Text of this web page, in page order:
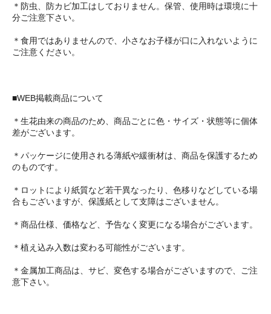
＊防虫、防カビ加工はしておりません。保管、使用時は環境に十
分ご注意下さい。
＊食用ではありませんので、小さなお子様が口に入れないように
ご注意ください。
■WEB掲載商品について
＊生花由来の商品のため、商品ごとに色・サイズ・状態等に個体
差がございます。
＊パッケージに使用される薄紙や緩衝材は、商品を保護するため
のものです。
＊ロットにより紙質など若干異なったり、色移りなどしている場
合もございますが、保護紙として支障はございません。
＊商品仕様、価格など、予告なく変更になる場合がございます。
＊植え込み入数は変わる可能性がございます。
＊金属加工商品は、サビ、変色する場合がございますので、ご注
意下さい。